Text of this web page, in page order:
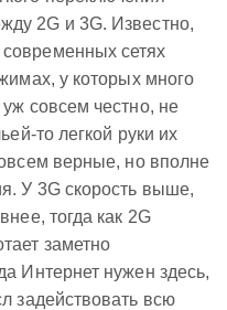
2G и 3G. Известно,
сетях
у которых много
совсем честно, не
то легкой руки их
верные, но вполне
У 3G скорость выше,
тогда как 2G
заметно
Интернет нужен здесь,
задействовать всю